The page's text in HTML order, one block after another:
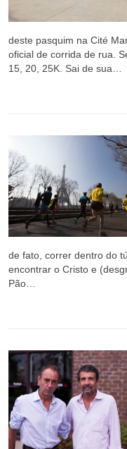
deste pasquim na Cité
oficial de corrida de rua.
15, 20, 25K. Sai de sua…
de fato, correr dentro do
encontrar o Cristo e
Pão…